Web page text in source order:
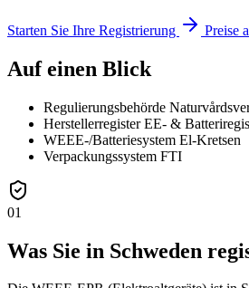
Starten Sie Ihre Registrierung Preise
Auf einen Blick
Regulierungsbehörde
Herstellerregister EE- &
WEEE-/Batteriesystem El-Kretsen
Verpackungssystem FTI
01
Was Sie in Schweden